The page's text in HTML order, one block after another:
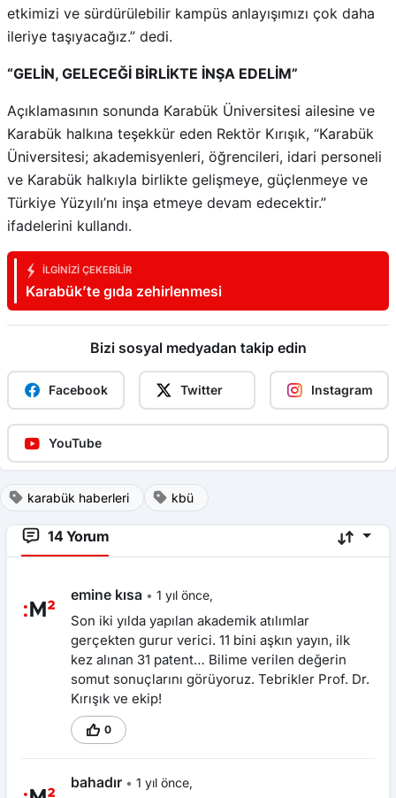
etkimizi ve sürdürülebilir kampüs anlayışımızı çok daha
ileriye taşıyacağız.” dedi.
“GELİN, GELECEĞİ BİRLİKTE İNŞA EDELİM”
Açıklamasının sonunda Karabük Üniversitesi ailesine ve
Karabük halkına teşekkür eden Rektör Kırışık, “Karabük
Üniversitesi; akademisyenleri, öğrencileri, idari personeli
ve Karabük halkıyla birlikte gelişmeye, güçlenmeye ve
Türkiye Yüzyılı’nı inşa etmeye devam edecektir.”
ifadelerini kullandı.
İLGINIZI ÇEKEBILIR
Karabük’te gıda zehirlenmesi
Bizi sosyal medyadan takip edin
Facebook Twitter Instagram
YouTube
karabük haberleri kbü
14 Yorum
emine kısa • 1 yıl önce,
Son iki yılda yapılan akademik atılımlar
gerçekten gurur verici. 11 bini aşkın yayın, ilk
kez alınan 31 patent… Bilime verilen değerin
somut sonuçlarını görüyoruz. Tebrikler Prof. Dr.
Kırışık ve ekip!
0
bahadır • 1 yıl önce,